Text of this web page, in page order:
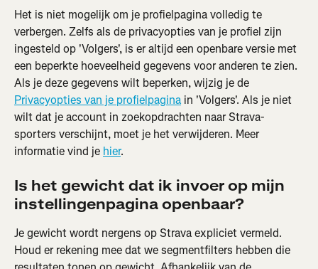
Het is niet mogelijk om je profielpagina volledig te
verbergen. Zelfs als de privacyopties van je profiel zijn
ingesteld op 'Volgers', is er altijd een openbare versie met
een beperkte hoeveelheid gegevens voor anderen te zien.
Als je deze gegevens wilt beperken, wijzig je de
Privacyopties van je profielpagina in 'Volgers'. Als je niet
wilt dat je account in zoekopdrachten naar Strava-
sporters verschijnt, moet je het verwijderen. Meer
informatie vind je hier.
Is het gewicht dat ik invoer op mijn
instellingenpagina openbaar?
Je gewicht wordt nergens op Strava expliciet vermeld.
Houd er rekening mee dat we segmentfilters hebben die